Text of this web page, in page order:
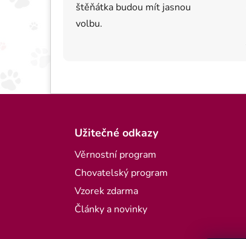
štěňátka budou mít jasnou
volbu.
Užitečné odkazy
Věrnostní program
Chovatelský program
Vzorek zdarma
Články a novinky